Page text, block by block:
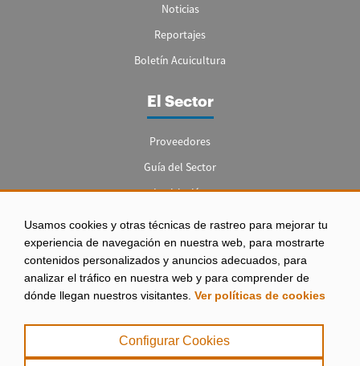
Usamos cookies y otras técnicas de rastreo para mejorar tu
experiencia de navegación en nuestra web, para mostrarte
contenidos personalizados y anuncios adecuados, para
analizar el tráfico en nuestra web y para comprender de
dónde llegan nuestros visitantes. Ver políticas de cookies
Configurar Cookies
Noticias
Reportajes
Boletín Acuicultura
El Sector
Proveedores
Guía del Sector
Legislación
Empleo
Aviso legal
|
Política de Privacidad